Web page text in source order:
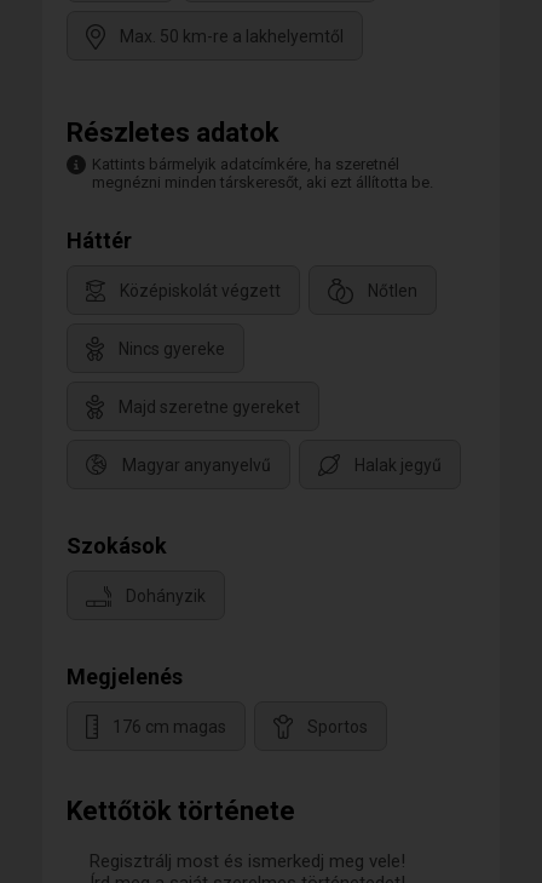
Kettőtök története
Regisztrálj most és ismerkedj meg vele!
Max. 50 km-re a lakhelyemtől
Részletes adatok
Kattints bármelyik adatcímkére, ha szeretnél
megnézni minden társkeresőt, aki ezt állította be.
Háttér
Középiskolát végzett Nőtlen
Nincs gyereke
Majd szeretne gyereket
Magyar anyanyelvű Halak jegyű
Szokások
Dohányzik
Megjelenés
176 cm magas Sportos